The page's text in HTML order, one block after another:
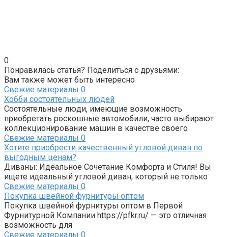
0
Понравилась статья? Поделиться с друзьями:
Вам также может быть интересно
Свежие материалы 0
Хобби состоятельных людей
Состоятельные люди, имеющие возможность
приобретать роскошные автомобили, часто выбирают
коллекционирование машин в качестве своего
Свежие материалы 0
Хотите приобрести качественный угловой диван по
выгодным ценам?
Диваны: Идеальное Сочетание Комфорта и Стиля! Вы
ищете идеальный угловой диван, который не только
Свежие материалы 0
Покупка швейной фурнитуры оптом
Покупка швейной фурнитуры оптом в Первой
Фурнитурной Компании https://pfkr.ru/ — это отличная
возможность для
Свежие материалы 0